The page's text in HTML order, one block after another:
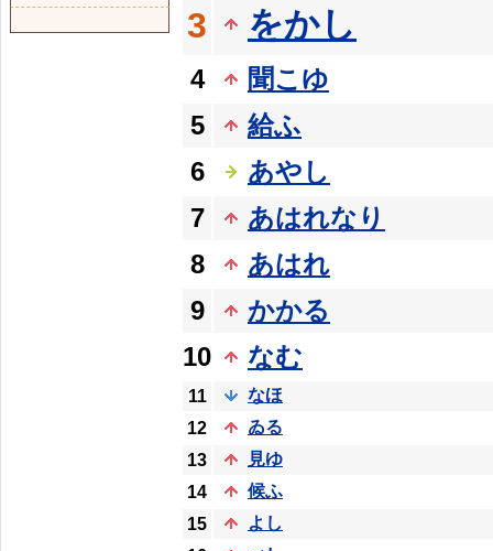
3
をかし
4
聞こゆ
5
給ふ
6
あやし
7
あはれなり
8
あはれ
9
かかる
10
なむ
11
なほ
12
ゐる
13
見ゆ
14
候ふ
15
よし